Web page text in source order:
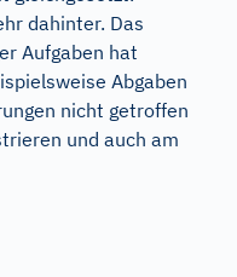
dahinter. Das
Aufgaben hat
Abgaben
nicht getroffen
und auch am